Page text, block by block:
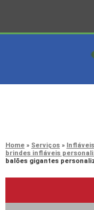
Home Serviços
brindes infláveis
balões gigantes